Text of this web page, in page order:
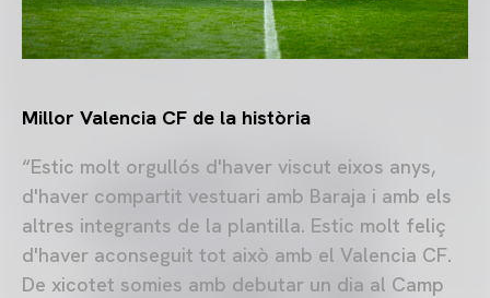
Millor Valencia CF de la història
“Estic molt orgullós d'haver viscut eixos anys,
d'haver compartit vestuari amb Baraja i amb els
altres integrants de la plantilla. Estic molt feliç
d'haver aconseguit tot això amb el Valencia CF.
De xicotet somies amb debutar un dia al Camp